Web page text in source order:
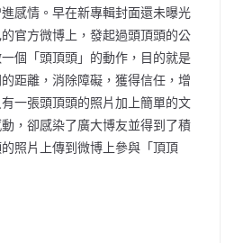
感情。早在新專輯封面還未曝光
官方微博上，發起過頭頂頭的公
個「頭頂頭」的動作，目的就是
距離，消除障礙，獲得信任，增
一張頭頂頭的照片加上簡單的文
，卻感染了廣大博友並得到了積
照片上傳到微博上參與「頂頂